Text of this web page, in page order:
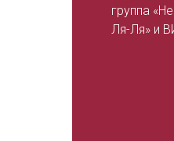
группа
Ля-Ля» и